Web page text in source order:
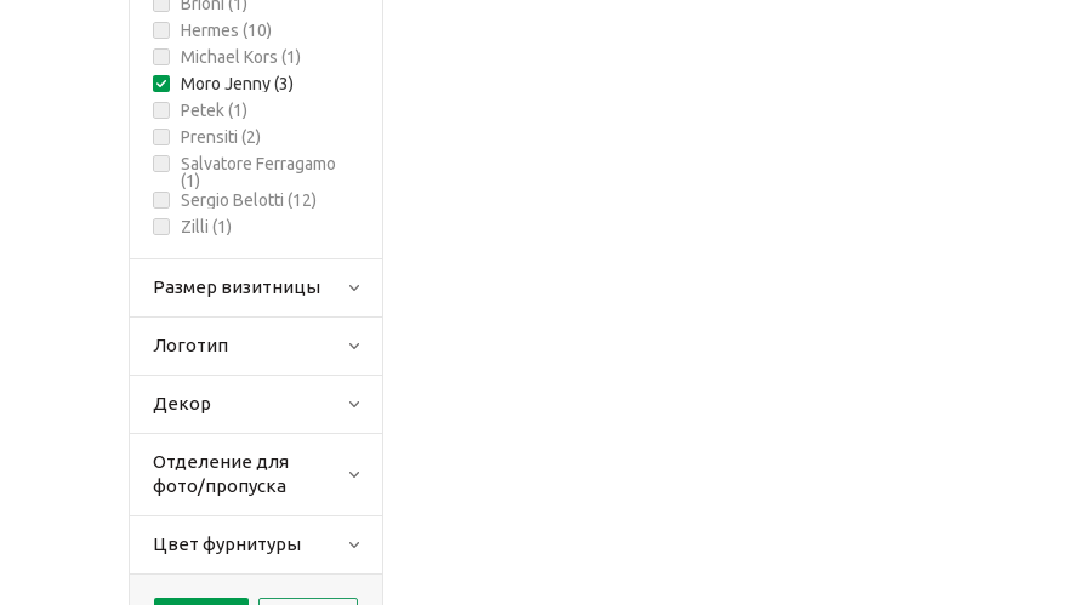
Hermes (10)
Michael Kors (1)
Moro Jenny (3)
Petek (1)
Prensiti (2)
Salvatore Ferragamo
(1)
Sergio Belotti (12)
Zilli (1)
Размер визитницы
Логотип
Декор
Отделение для
фото/пропуска
Цвет фурнитуры